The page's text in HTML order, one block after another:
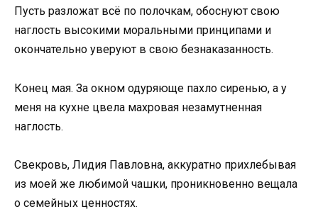
Пусть разложат всё по полочкам, обоснуют свою
наглость высокими моральными принципами и
окончательно уверуют в свою безнаказанность.
Конец мая. За окном одуряюще пахло сиренью, а у
меня на кухне цвела махровая незамутненная
наглость.
Свекровь, Лидия Павловна, аккуратно прихлебывая
из моей же любимой чашки, проникновенно вещала
о семейных ценностях.